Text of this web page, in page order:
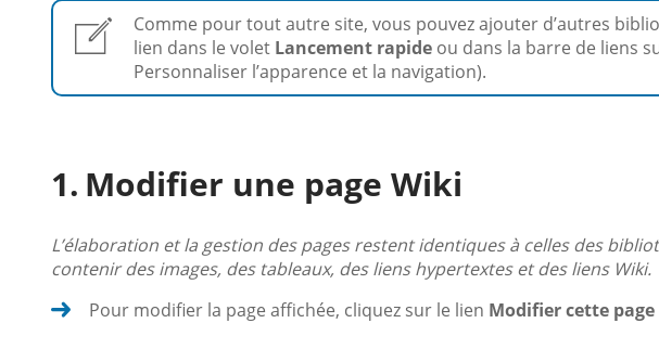
Comme pour tout autre site, vous pouvez ajouter d’autres
lien dans le volet Lancement rapide ou dans la barre de liens
Personnaliser l’apparence et la navigation).
Modifier une page Wiki
L’élaboration et la gestion des pages restent identiques à celles des
contenir des images, des tableaux, des liens hypertextes et des liens Wiki.
Pour modifier la page affichée, cliquez sur le lien Modifier cette page